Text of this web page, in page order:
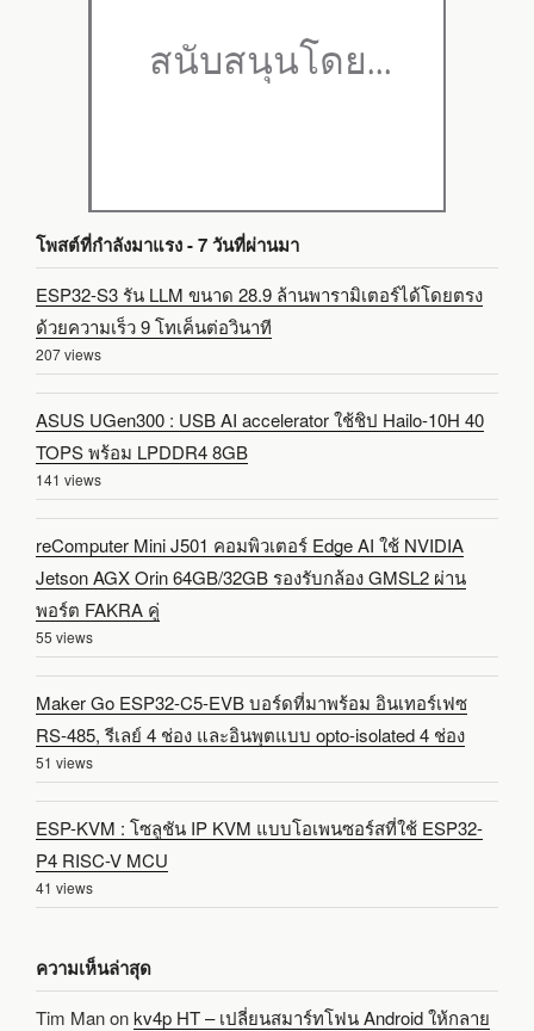
โพสต์ที่กำลังมาแรง - 7 วันที่ผ่านมา
ESP32-S3 รัน LLM ขนาด 28.9 ล้านพารามิเตอร์ได้โดยตรง
ด้วยความเร็ว 9 โทเค็นต่อวินาที
207 views
ASUS UGen300 : USB AI accelerator ใช้ชิป Hailo-10H 40
TOPS พร้อม LPDDR4 8GB
141 views
reComputer Mini J501 คอมพิวเตอร์ Edge AI ใช้ NVIDIA
Jetson AGX Orin 64GB/32GB รองรับกล้อง GMSL2 ผ่าน
พอร์ต FAKRA คู่
55 views
Maker Go ESP32-C5-EVB บอร์ดที่มาพร้อม อินเทอร์เฟซ
RS-485, รีเลย์ 4 ช่อง และอินพุตแบบ opto-isolated 4 ช่อง
51 views
ESP-KVM : โซลูชัน IP KVM แบบโอเพนซอร์สที่ใช้ ESP32-
P4 RISC-V MCU
41 views
ความเห็นล่าสุด
Tim Manonkv4p HT – เปลี่ยนสมาร์ทโฟน Android ให้กลาย